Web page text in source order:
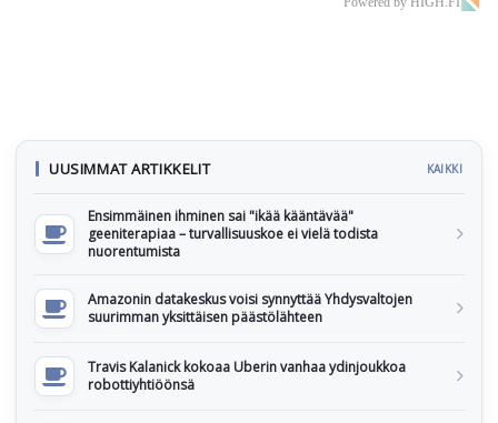
UUSIMMAT ARTIKKELIT KAIKKI
Ensimmäinen ihminen sai "ikää kääntävää"
geeniterapiaa – turvallisuuskoe ei vielä todista
nuorentumista
Amazonin datakeskus voisi synnyttää Yhdysvaltojen
suurimman yksittäisen päästölähteen
Travis Kalanick kokoaa Uberin vanhaa ydinjoukkoa
robottiyhtiöönsä